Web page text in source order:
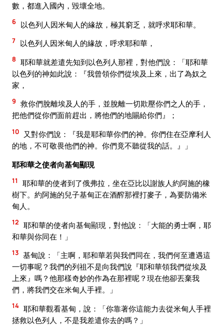
數，都進入國內，毀壞全地。
6 以色列人因米甸人的緣故，極其窮乏，就呼求耶和華。
7 以色列人因米甸人的緣故，呼求耶和華，
8 耶和華就差遣先知到以色列人那裡，對他們說：「耶和華
以色列的神如此說：『我曾領你們從埃及上來，出了為奴之
家，
9 救你們脫離埃及人的手，並脫離一切欺壓你們之人的手，
把他們從你們面前趕出，將他們的地賜給你們』；
10
又對你們說：『我是耶和華你們的神。你們住在亞摩利人
的地，不可敬畏他們的神。你們竟不聽從我的話。』」
耶和華之使者向基甸顯現
11
耶和華的使者到了俄弗拉，坐在亞比以謝族人約阿施的橡
樹下。約阿施的兒子基甸正在酒醡那裡打麥子，為要防備米
甸人。
12 耶和華的使者向基甸顯現，對他說：「大能的勇士啊，耶
和華與你同在！」
13 基甸說：「主啊，耶和華若與我們同在，我們何至遭遇這
一切事呢？我們的列祖不是向我們說『耶和華領我們從埃及
上來』嗎？他那樣奇妙的作為在那裡呢？現在他卻丟棄我
們，將我們交在米甸人手裡。」
14 耶和華觀看基甸，說：「你靠著你這能力去從米甸人手裡
拯救以色列人，不是我差遣你去的嗎？」